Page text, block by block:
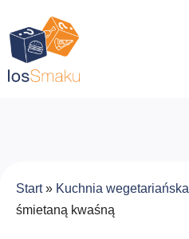
Start» Kuchnia wegetariańska
śmietaną kwaśną